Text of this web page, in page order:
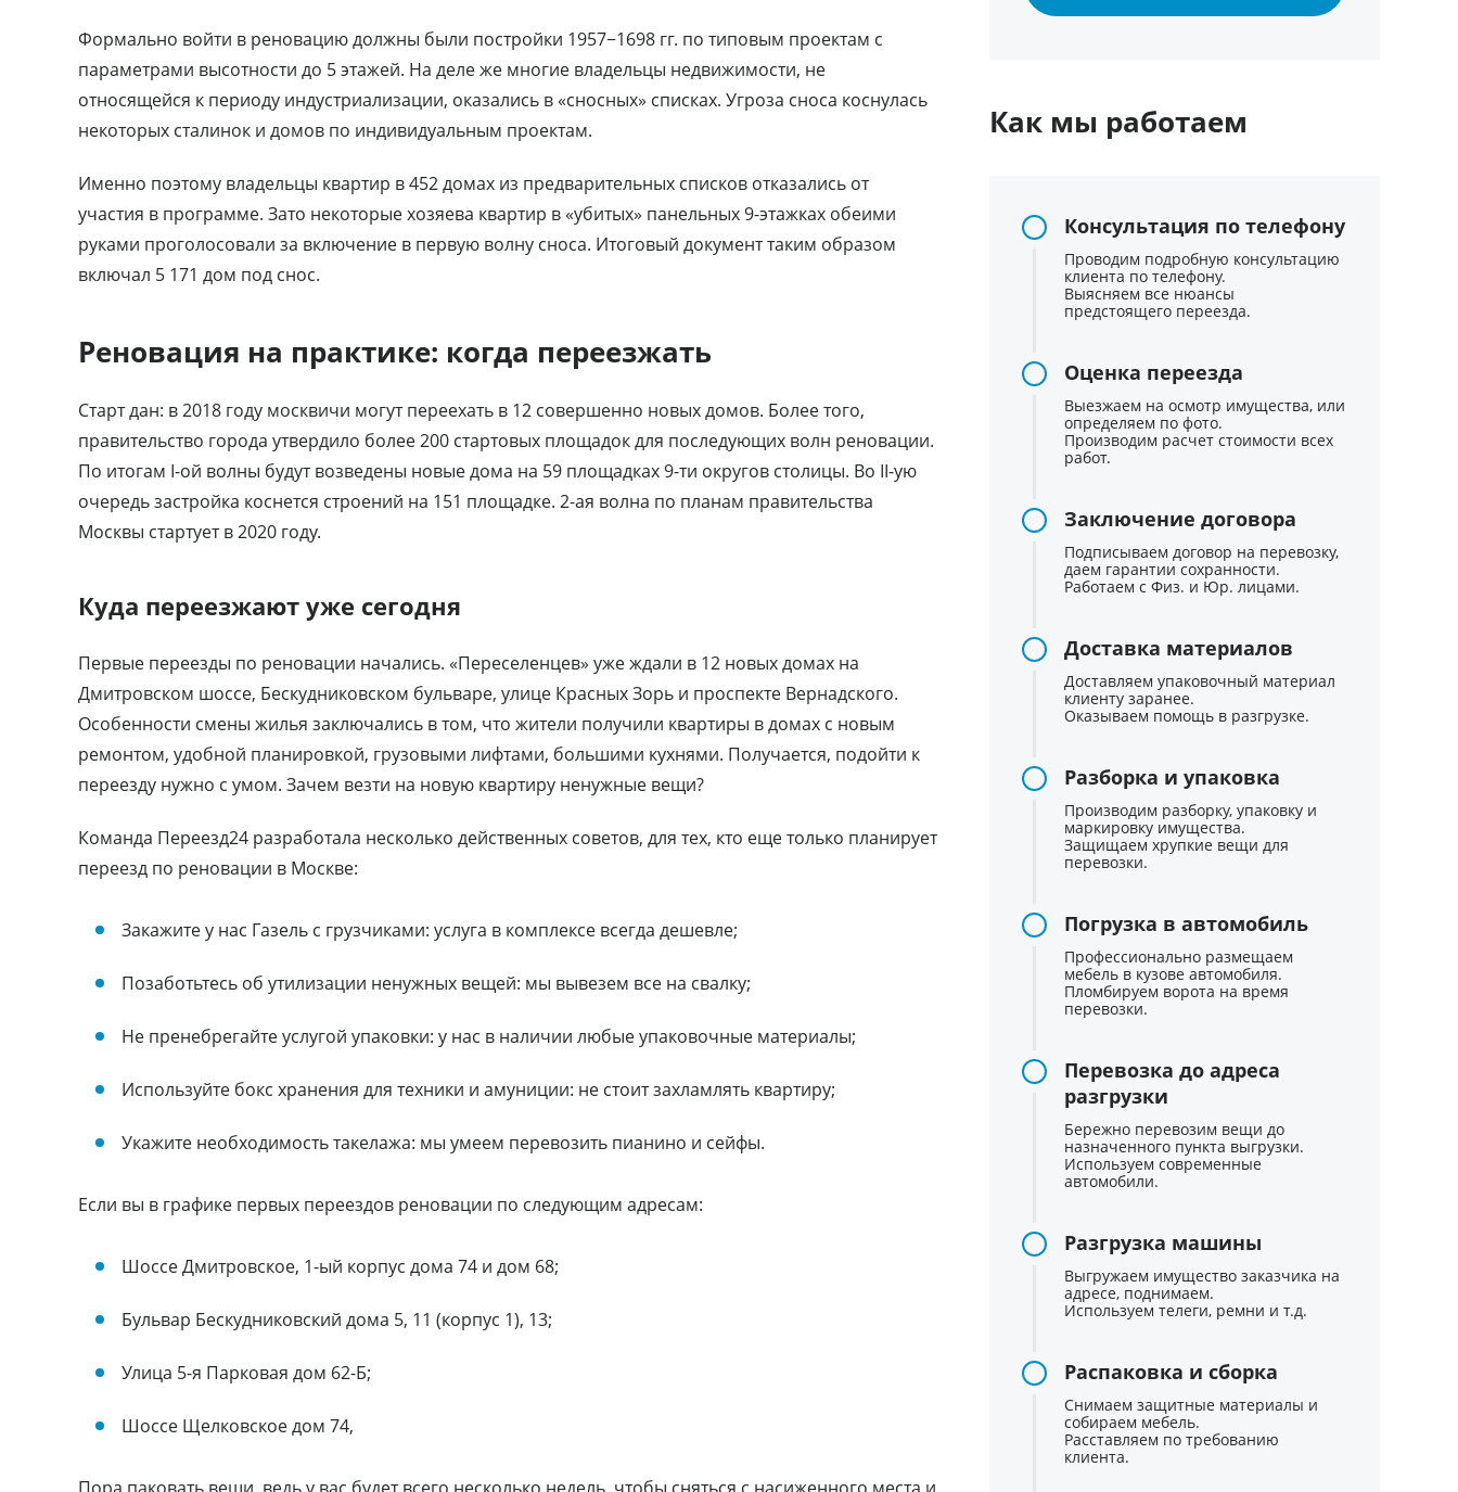
Формально войти в реновацию должны были постройки 1957−1698 гг. по типовым проектам с
параметрами высотности до 5 этажей. На деле же многие владельцы недвижимости, не
относящейся к периоду индустриализации, оказались в «сносных» списках. Угроза сноса коснулась
некоторых сталинок и домов по индивидуальным проектам.
Именно поэтому владельцы квартир в 452 домах из предварительных списков отказались от
участия в программе. Зато некоторые хозяева квартир в «убитых» панельных 9-этажках обеими
руками проголосовали за включение в первую волну сноса. Итоговый документ таким образом
включал 5 171 дом под снос.
Реновация на практике: когда переезжать
Старт дан: в 2018 году москвичи могут переехать в 12 совершенно новых домов. Более того,
правительство города утвердило более 200 стартовых площадок для последующих волн реновации.
По итогам I-ой волны будут возведены новые дома на 59 площадках 9-ти округов столицы. Во II-ую
очередь застройка коснется строений на 151 площадке. 2-ая волна по планам правительства
Москвы стартует в 2020 году.
Куда переезжают уже сегодня
Первые переезды по реновации начались. «Переселенцев» уже ждали в 12 новых домах на
Дмитровском шоссе, Бескудниковском бульваре, улице Красных Зорь и проспекте Вернадского.
Особенности смены жилья заключались в том, что жители получили квартиры в домах с новым
ремонтом, удобной планировкой, грузовыми лифтами, большими кухнями. Получается, подойти к
переезду нужно с умом. Зачем везти на новую квартиру ненужные вещи?
Команда Переезд24 разработала несколько действенных советов, для тех, кто еще только планирует
переезд по реновации в Москве:
Закажите у нас Газель с грузчиками: услуга в комплексе всегда дешевле;
Позаботьтесь об утилизации ненужных вещей: мы вывезем все на свалку;
Не пренебрегайте услугой упаковки: у нас в наличии любые упаковочные материалы;
Используйте бокс хранения для техники и амуниции: не стоит захламлять квартиру;
Укажите необходимость такелажа: мы умеем перевозить пианино и сейфы.
Если вы в графике первых переездов реновации по следующим адресам:
Шоссе Дмитровское, 1-ый корпус дома 74 и дом 68;
Бульвар Бескудниковский дома 5, 11 (корпус 1), 13;
Улица 5-я Парковая дом 62-Б;
Шоссе Щелковское дом 74,
Как мы работаем
Консультация по телефону
Проводим подробную консультацию
клиента по телефону.
Выясняем все нюансы
предстоящего переезда.
Оценка переезда
Выезжаем на осмотр имущества, или
определяем по фото.
Производим расчет стоимости всех
работ.
Заключение договора
Подписываем договор на перевозку,
даем гарантии сохранности.
Работаем с Физ. и Юр. лицами.
Доставка материалов
Доставляем упаковочный материал
клиенту заранее.
Оказываем помощь в разгрузке.
Разборка и упаковка
Производим разборку, упаковку и
маркировку имущества.
Защищаем хрупкие вещи для
перевозки.
Погрузка в автомобиль
Профессионально размещаем
мебель в кузове автомобиля.
Пломбируем ворота на время
перевозки.
Перевозка до адреса
разгрузки
Бережно перевозим вещи до
назначенного пункта выгрузки.
Используем современные
автомобили.
Разгрузка машины
Выгружаем имущество заказчика на
адресе, поднимаем.
Используем телеги, ремни и т.д.
Распаковка и сборка
Снимаем защитные материалы и
собираем мебель.
Расставляем по требованию
клиента.